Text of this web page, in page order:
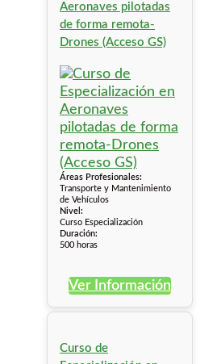
Aeronaves pilotadas
de forma remota-
Drones (Acceso GS)
Áreas Profesionales:
Transporte y Mantenimiento
de Vehículos
Nivel:
Curso Especialización
Duración:
500 horas
Ver Información
Curso de